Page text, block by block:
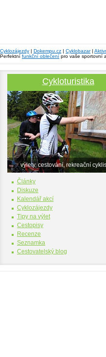
Cyklozájezdy | Dokempu.cz | Cyklobazar|
Perfektní funkční oblečení pro vaše sportovní
Cykloturistika
výlety, cestování, rekreační
Články
Diskuze
Kalendář akcí
Cyklozájezdy
Tipy na výlet
Cestopisy
Recenze
Seznamka
Cestovatelský blog